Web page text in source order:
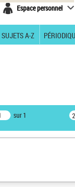
Espace personnel
SUJETS A-Z
sur 1